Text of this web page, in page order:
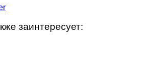
заинтересует: